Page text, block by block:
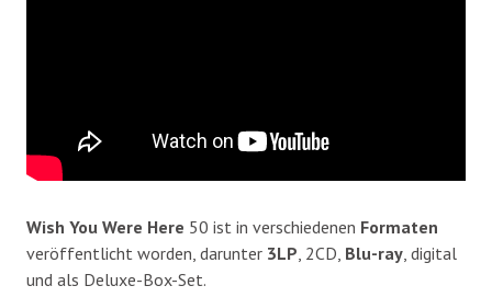
Wish You Were Here 50 ist in verschiedenen Formaten
veröffentlicht worden, darunter 3LP , 2CD, Blu-ray , digital
und als Deluxe-Box-Set.